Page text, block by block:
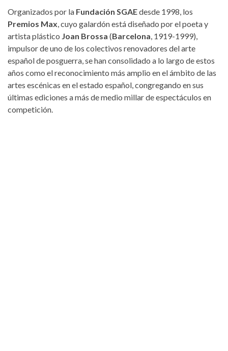
Organizados por la Fundación SGAEdesde 1998, los
Premios Max, cuyo galardón está diseñado por el poeta y
artista plástico Joan Brossa (Barcelona, 1919-1999),
impulsor de uno de los colectivos renovadores del arte
español de posguerra, se han consolidado a lo largo de estos
años como el reconocimiento más amplio en el ámbito de las
artes escénicas en el estado español, congregando en sus
últimas ediciones a más de medio millar de espectáculos en
competición.